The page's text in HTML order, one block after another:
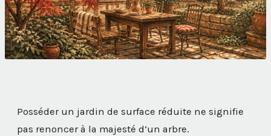
Posséder un jardin de surface réduite ne signifie
pas renoncer à la majesté d’un arbre.